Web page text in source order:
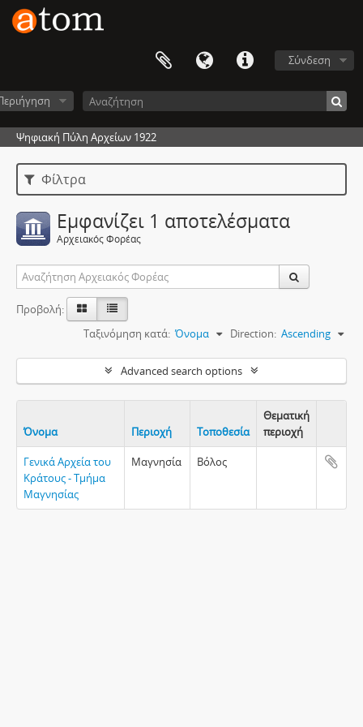
Σύνδεση
Ψηφιακή Πύλη Αρχείων 1922
Φίλτρα
Εμφανίζει 1 αποτελέσματα
Αρχειακός Φορέας
Προβολή:
Ταξινόμηση κατά: Όνομα Direction: Ascending
Advanced search options
Όνομα Περιοχή Τοποθεσία
Θεματική
περιοχή
Γενικά Αρχεία του
Κράτους - Τμήμα
Μαγνησίας
Μαγνησία Βόλος